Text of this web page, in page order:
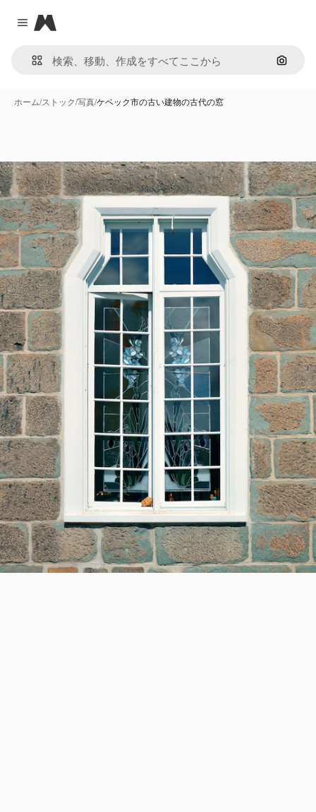
Close menu
Magnific
画像で
ホーム/ストック/写真/ケベック市の古い建物の古代の窓